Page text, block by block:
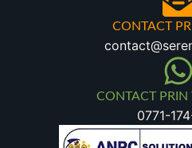
CONTACT
CONTACT PRIN
0771-